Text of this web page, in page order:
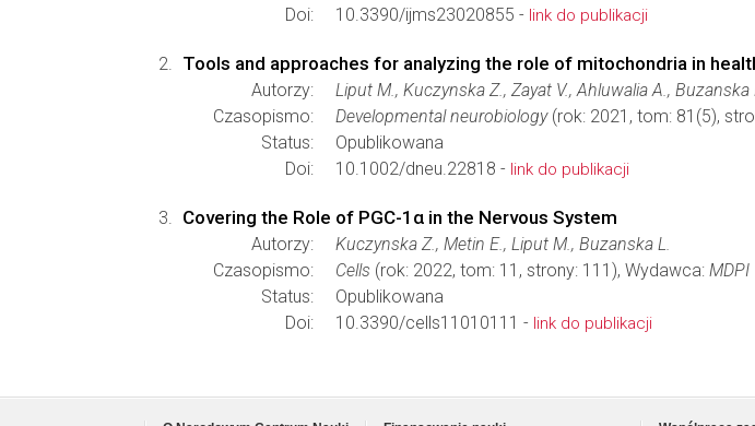
Doi:
10.3390/ijms23020855 - link do publikacji
Tools and approaches for analyzing the role of mitochondria in
Autorzy:
Liput M., Kuczynska Z., Zayat V., Ahluwalia A., Buzanska
Czasopismo:
Developmental neurobiology(rok: 2021, tom: 81(5),
Status:
Opublikowana
Doi:
10.1002/dneu.22818 - link do publikacji
Covering the Role of PGC-1α in the Nervous System
Autorzy:
Kuczynska Z., Metin E., Liput M., Buzanska L.
Czasopismo:
Cells (rok: 2022, tom: 11, strony: 111), Wydawca: MDPI
Status:
Opublikowana
Doi:
10.3390/cells11010111 - link do publikacji